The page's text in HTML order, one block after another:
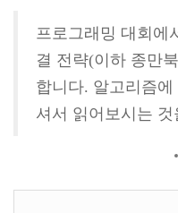
프로그래밍 대회에
결 전략(이하 종만
합니다. 알고리즘
셔서 읽어보시는